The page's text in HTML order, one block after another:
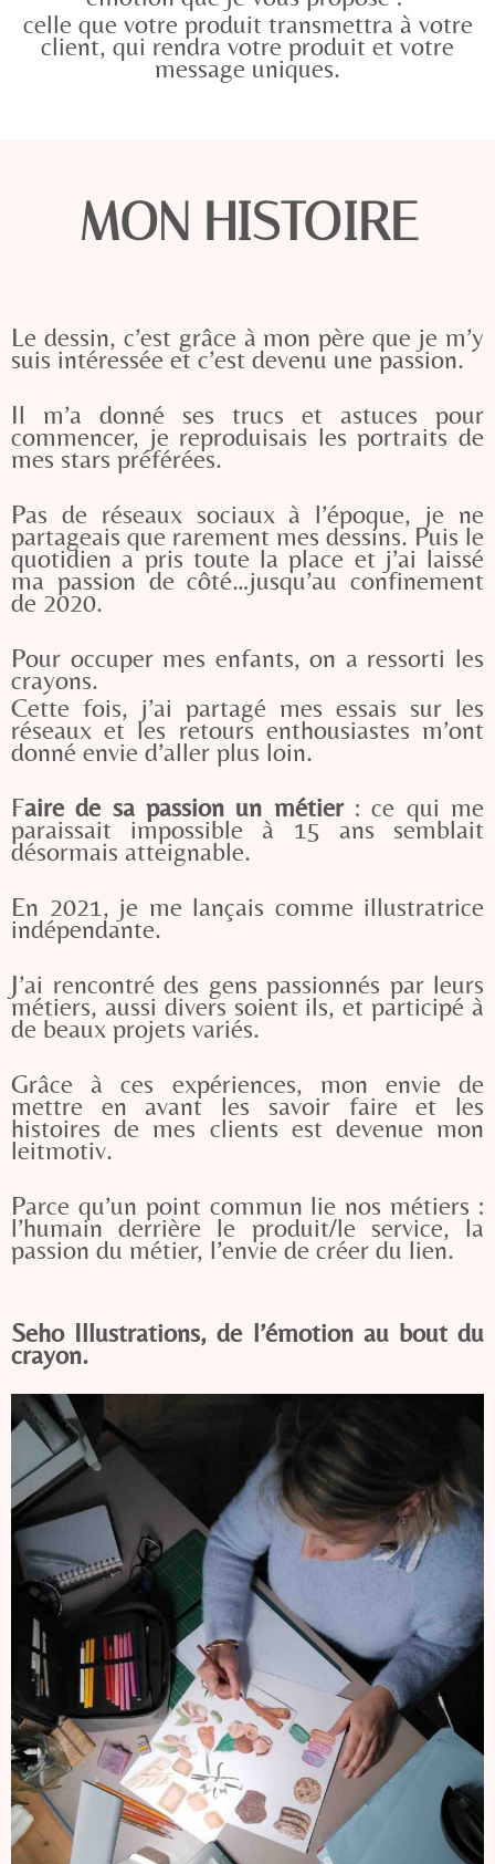
celle que votre produit transmettra à votre
client, qui rendra votre produit et votre
message uniques.
MON HISTOIRE
Le dessin, c’est grâce à mon père que je m’y
suis intéressée et c’est devenu une passion.
Il m’a donné ses trucs et astuces pour
commencer, je reproduisais les portraits de
mes stars préférées.
Pas de réseaux sociaux à l’époque, je ne
partageais que rarement mes dessins. Puis le
quotidien a pris toute la place et j’ai laissé
ma passion de côté…jusqu’au confinement
de 2020.
Pour occuper mes enfants, on a ressorti les
crayons.
Cette fois, j’ai partagé mes essais sur les
réseaux et les retours enthousiastes m’ont
donné envie d’aller plus loin.
Faire de sa passion un métier: ce qui me
paraissait impossible à 15 ans semblait
désormais atteignable.
En 2021, je me lançais comme illustratrice
indépendante.
J’ai rencontré des gens passionnés par leurs
métiers, aussi divers soient ils, et participé à
de beaux projets variés.
Grâce à ces expériences, mon envie de
mettre en avant les savoir faire et les
histoires de mes clients est devenue mon
leitmotiv.
Parce qu’un point commun lie nos métiers :
l’humain derrière le produit/le service, la
passion du métier, l’envie de créer du lien.
Seho Illustrations, de l’émotion au bout du
crayon.